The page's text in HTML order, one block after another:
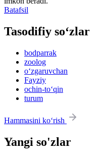
Batafsil
Tasodifiy so‘zlar
bodparrak
zoolog
o‘zgaruvchan
Fayziy
ochin-to‘qin
turum
Hammasini ko‘rish
Yangi so'zlar